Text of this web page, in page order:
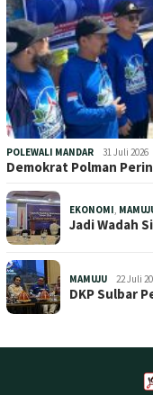
POLEWALI MANDAR 31 Juli 2026
Demokrat Polman
EKONOMI
Jadi Wadah
MAMUJU 22 Juli
DKP Sulbar